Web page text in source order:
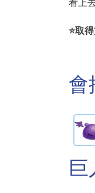
看上
⭐取
會